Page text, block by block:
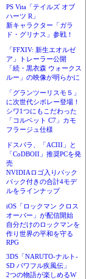
PS Vita「テイルズ オブ
ハーツ R」
新キャラクター「ガラ
ド・グリナス」参戦！
「FFXIV: 新生エオルゼ
ア」トレーラー公開
「続・黒衣森 ウォークス
ルー」の映像が明らかに
「グランツーリスモ５」
に次世代シボレー登場！
シワ1つにもこだわった
「コルベット C7」カモ
フラージュ仕様
ドスパラ、「ACIII」と
「CoDBOII」推奨PCを発
売
NVIDIAロゴ入りバック
パック付きの合計4モデ
ルをラインナップ
iOS「ロックマン クロス
オーバー」が配信開始
自分だけのロックマンを
作り世界の平和を守る
RPG
3DS「NARUTO-ナルト-
SD パワフル疾風伝」
2つの物語が楽しめるW